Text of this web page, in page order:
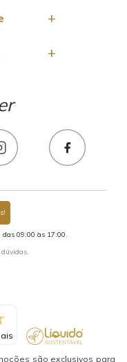
das 09:00 às 17:00.
são exclusivos para